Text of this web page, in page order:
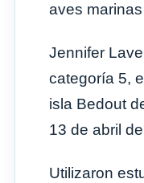
aves
Jennifer
categoría 5,
isla Bedout
13 de abril
Utilizaron